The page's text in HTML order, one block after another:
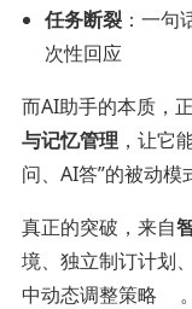
任务断裂 ：一
次性回应
而AI助手的本质，
与记忆管理 ，让它
问、AI答”的被动模
真正的突破，来自
境、独立制订计划
中动态调整策略
。